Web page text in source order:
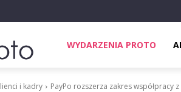
WYDARZENIA PROTO
i kadry PayPo rozszerza zakres współpracy z